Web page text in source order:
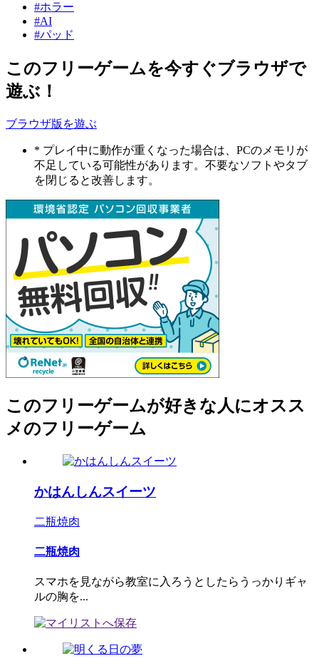
#ホラー
#AI
#パッド
このフリーゲームを今すぐブラウザで
遊ぶ！
ブラウザ版を遊ぶ
* プレイ中に動作が重くなった場合は、PCのメモリが
不足している可能性があります。不要なソフトやタブ
を閉じると改善します。
このフリーゲームが好きな人にオスス
メのフリーゲーム
かはんしんスイーツ
二瓶焼肉
二瓶焼肉
スマホを見ながら教室に入ろうとしたらうっかりギャ
ルの胸を...